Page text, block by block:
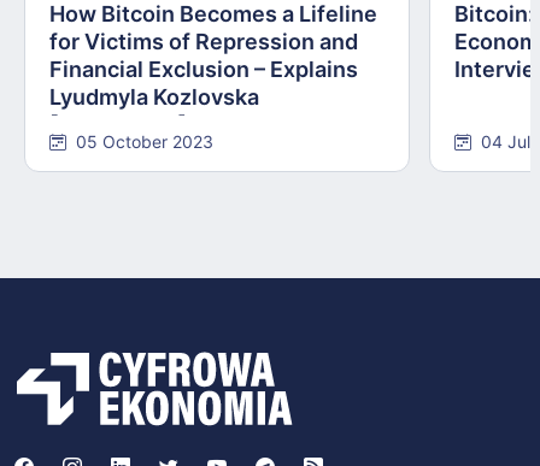
How Bitcoin Becomes a Lifeline
for Victims of Repression and
Financial Exclusion – Explains
Lyudmyla Kozlovska
05 October 2023
Bitcoin:
04